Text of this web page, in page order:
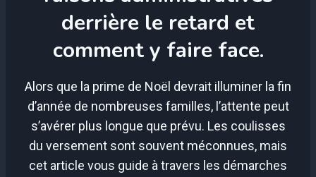
derrière le retard et
comment y faire face.
Alors que la prime de Noël devrait illuminer la fin
d’année de nombreuses familles, l’attente peut
s’avérer plus longue que prévu. Les coulisses
du versement sont souvent méconnues, mais
cet article vous guide à travers les démarches